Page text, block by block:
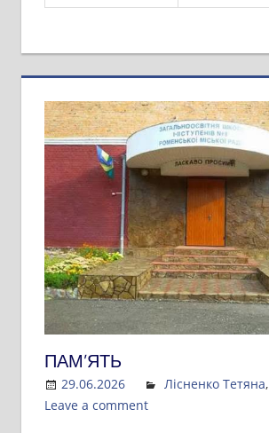
ПАМ’ЯТЬ
29.06.2026 Admin
Лісненко Тетяна,
Leave a comment